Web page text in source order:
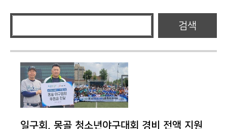
검색
일구회, 몽골 청소년야구대회 경비 전액 지원